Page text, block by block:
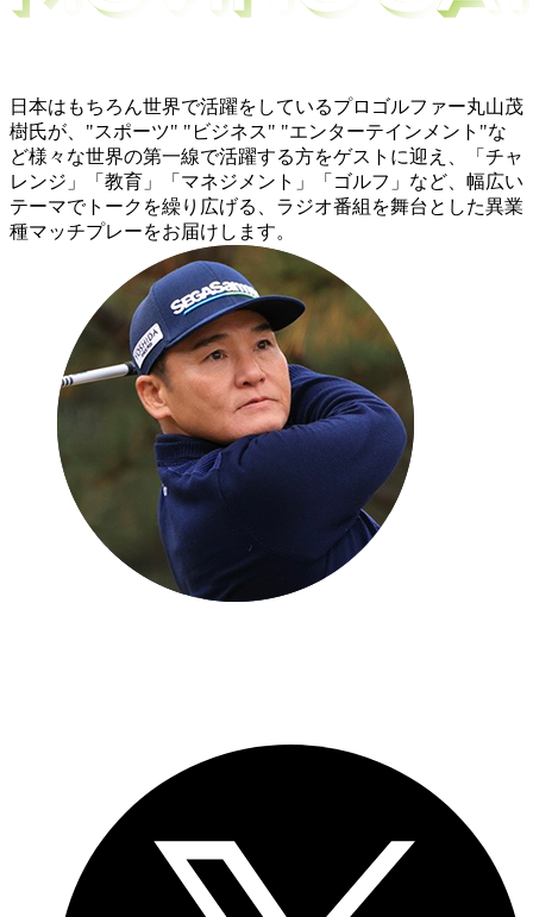
日本はもちろん世界で活躍をしているプロゴルファー丸山茂
樹氏が、"スポーツ" "ビジネス" "エンターテインメント"な
ど様々な世界の第一線で活躍する方をゲストに迎え、「チャ
レンジ」「教育」「マネジメント」「ゴルフ」など、幅広い
テーマでトークを繰り広げる、ラジオ番組を舞台とした異業
種マッチプレーをお届けします。